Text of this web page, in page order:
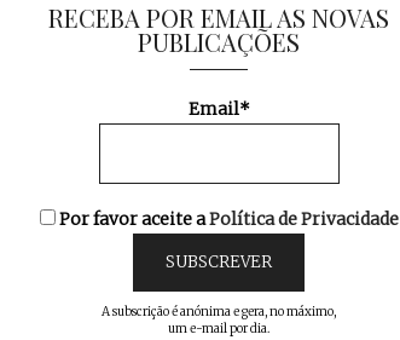
RECEBA POR EMAIL AS NOVAS
PUBLICAÇÕES
Email*
Por favor aceite aPolítica de Privacidade
A subscrição é anónima e gera, no máximo,
um e-mail por dia.